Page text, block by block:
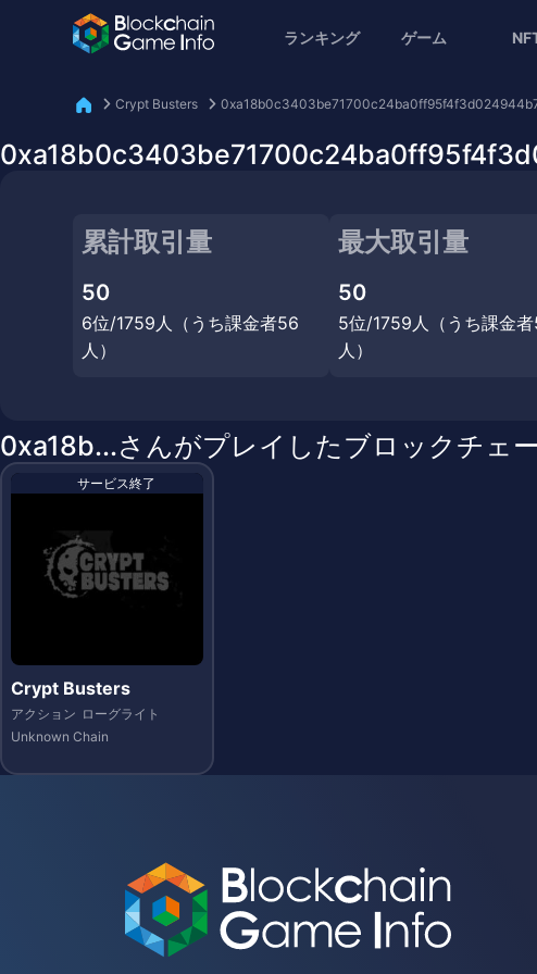
ランキング ゲーム
Crypt Busters
累計取引量
50
6位/1759人（うち課金者56
人）
最大取引量
50
5位/1759人（うち課金
人）
0xa18b...さんがプレイしたブロックチェ
サービス終了
Crypt Busters
アクション ローグライト
Unknown Chain